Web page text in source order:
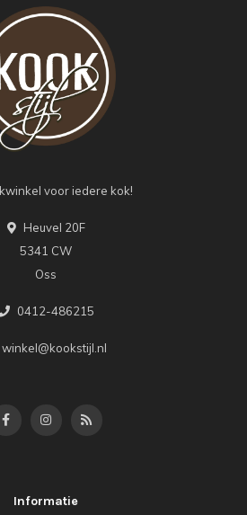
voor iedere kok!
Heuvel 20F
5341 CW
Oss
0412-486215
winkel@kookstijl.nl
Informatie